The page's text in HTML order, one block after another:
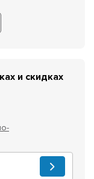
и скидках